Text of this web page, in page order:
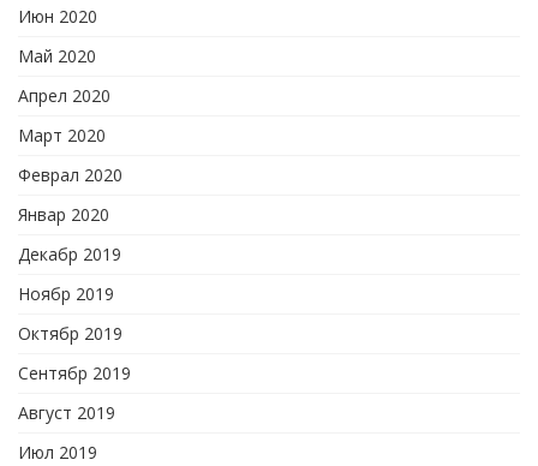
Июн 2020
Май 2020
Апрел 2020
Март 2020
Феврал 2020
Январ 2020
Декабр 2019
Ноябр 2019
Октябр 2019
Сентябр 2019
Август 2019
Июл 2019